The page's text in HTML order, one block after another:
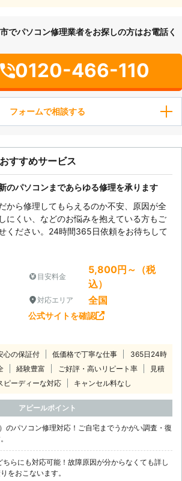
でパソコン修理業者をお探しの方はお電話く
0120-466-110
フォームで相談する
すすめサービス
のパソコンまであらゆる修理を承ります
から修理してもらえるのか不安、原因が全
にくい、などのお悩みを抱えている方もご
ください。24時間365日依頼をお待ちして
目安料金
5,800円～（税
込）
対応エリア 全国
公式サイトを確認
心の保証付 低価格で丁寧な仕事
365日24時
経験豊富 ご好評・高いリピート率
見積
ピーディーな対応 キャンセル料なし
アピールポイント
のパソコン修理対応！ご自宅までうかがい調査・復
らにも対応可能！故障原因が分からなくても詳し
をおこないます。